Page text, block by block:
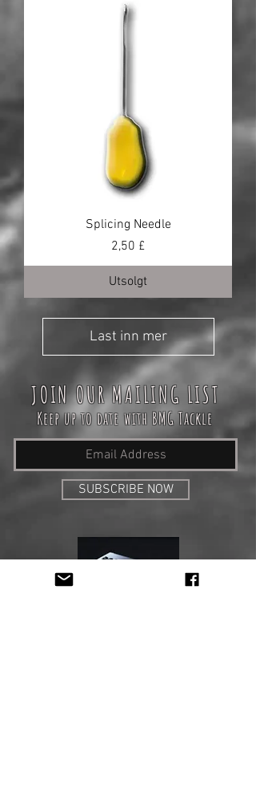
Splicing Needle
Pris
2,50 £
Utsolgt
Last inn mer
JOIN OUR MAILING LIST
Keep up to date with BMG Tackle
SUBSCRIBE NOW